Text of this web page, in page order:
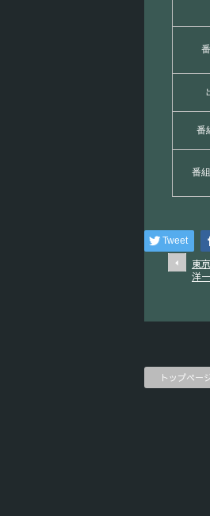
番
番
Tweet
東
洋
トップペー